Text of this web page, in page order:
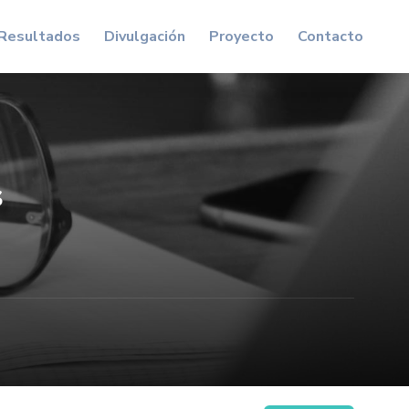
Divulgación Proyecto Contacto